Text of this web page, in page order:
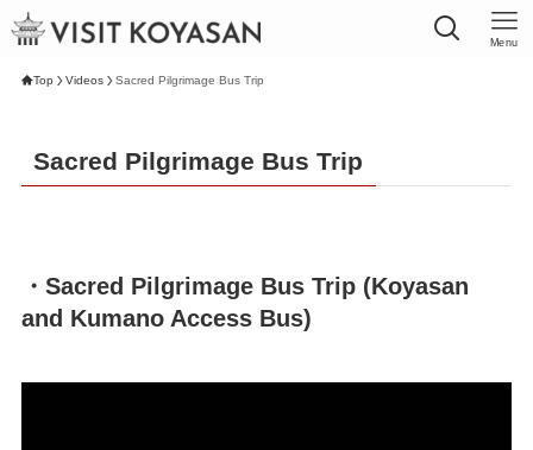
Menu
Top Videos Sacred Pilgrimage Bus Trip
Sacred Pilgrimage Bus Trip
・Sacred Pilgrimage Bus Trip (Koyasan
and Kumano Access Bus)